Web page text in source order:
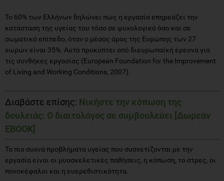
Το 60% των Ελλήνων δηλώνει πως η εργασία επηρεάζει την
κατάσταση της υγείας του τόσο σε ψυχολογικό όσο και σε
σωματικό επίπεδο, όταν ο μέσος όρος της Ευρώπης των 27
χωρών είναι 35%. Αυτό προκύπτει από διευρωπαϊκή έρευνα για
τις συνθήκες εργασίας (European Foundation for the Improvement
of Living and Working Conditions, 2007).
Διαβάστε επίσης: Νικήστε την κόπωση της
δουλειάς: Ο διαιτολόγος σε συμβουλεύει [Δωρεάν
EBOOK]
Τα πιο συχνά προβλήματα υγείας που συσχετίζονται με την
εργασία είναι οι μυοσκελετικές παθήσεις, η κόπωση, το στρες, οι
πονοκέφαλοι και η ευερεθιστικότητα.